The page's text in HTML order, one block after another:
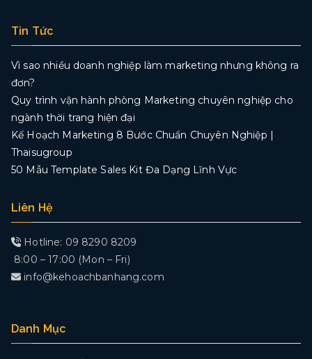
Tin Tức
Vì sao nhiều doanh nghiệp làm marketing nhưng không ra
đơn?
Quy trình vận hành phòng Marketing chuyên nghiệp cho
ngành thời trang hiện đại
Kế Hoạch Marketing 8 Bước Chuẩn Chuyên Nghiệp |
Thaisugroup
50 Mẫu Template Sales Kit Đa Dạng Lĩnh Vực
Liên Hệ
Hotline: 09 8290 8209
8:00 – 17:00 (Mon – Fri)
info@kehoachbanhang.com
Danh Mục